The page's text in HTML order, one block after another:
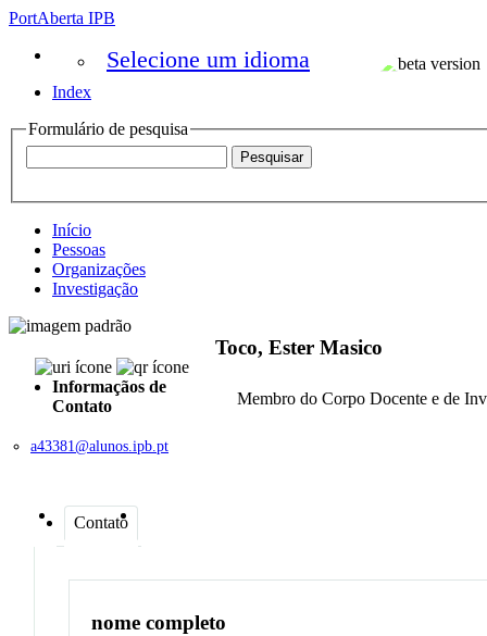
PortAberta IPB
Selecione um idioma
Index
Formulário de pesquisa
Início
Pessoas
Organizações
Investigação
Informaçãos de
Contato
a43381@alunos.ipb.pt
Toco, Ester Masico
Membro do Corpo Docente e de
Contato
nome completo